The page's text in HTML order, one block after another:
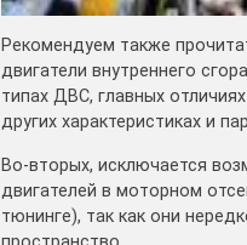
Рекомендуем также
двигатели внутреннего
типах ДВС, главных
других характеристиках и
Во-вторых, исключается
двигателей в моторном
тюнинге), так как они